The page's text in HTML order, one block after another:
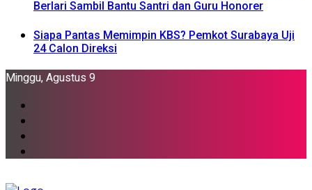
Berlari Sambil Bantu Santri dan Guru Honorer
Siapa Pantas Memimpin KBS? Pemkot Surabaya Uji
24 Calon Direksi
Minggu, Agustus 9